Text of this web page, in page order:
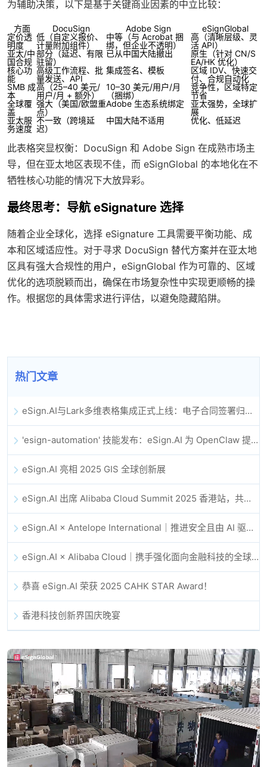
为辅助决策，以下是基于关键商业因素的中立比较：
方面 DocuSign Adobe Sign
eSignGlobal
定价透
明度
低（自定义报价、
计量附加组件）
中等（与 Acrobat 捆
绑，但企业不透明）
高（清晰层级、灵
活 API）
亚太/中
国合规
部分（延迟、有限
驻留）
已从中国大陆撤出
原生（针对 CN/S
EA/HK 优化）
核心功
能
高级工作流程、批
量发送、API
集成签名、模板
区域 IDV、快速交
付、合规自动化
SMB 成
本
高（25–40 美元/
用户/月 + 额外）
10–30 美元/用户/月
（捆绑）
竞争性，区域特定
节省
全球覆
盖
强大（美国/欧盟重
点）
Adobe 生态系统绑定
亚太强势，全球扩
展
亚太服
务速度
不一致（跨境延
迟）
中国大陆不适用 优化、低延迟
此表格突显权衡：DocuSign 和 Adobe Sign 在成熟市场主
导，但在亚太地区表现不佳，而 eSignGlobal 的本地化在不
牺牲核心功能的情况下大放异彩。
最终思考：导航 eSignature 选择
随着企业全球化，选择 eSignature 工具需要平衡功能、成
本和区域适应性。对于寻求 DocuSign 替代方案并在亚太地
区具有强大合规性的用户，eSignGlobal 作为可靠的、区域
优化的选项脱颖而出，确保在市场复杂性中实现更顺畅的操
作。根据您的具体需求进行评估，以避免隐藏陷阱。
热门文章
eSign.AI与Lark多维表格集成正式上线：电子合同签署归档全程自动化
'esign-automation' 技能发布：eSign.AI 为 OpenClaw 提供自动化电子签名能力
eSign.AI 亮相 2025 GIS 全球创新展
eSign.AI 出席 Alibaba Cloud Summit 2025 香港站，共同探讨 AI 驱动的云创新与数字信任未来
eSign.AI × Antelope International｜推进安全且由 AI 驱动的数字化工作流
eSign.AI × Alibaba Cloud｜携手强化面向金融科技的全球数字信任
恭喜 eSign.AI 荣获 2025 CAHK STAR Award！
香港科技创新界国庆晚宴